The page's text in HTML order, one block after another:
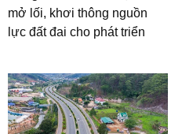
mở lối, khơi thông nguồn
lực đất đai cho phát triển